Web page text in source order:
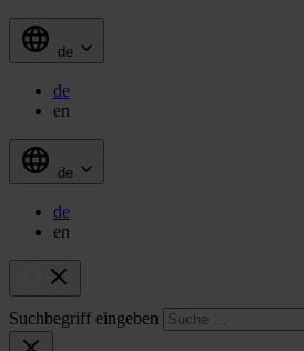
de
de
en
de
de
en
Suchbegriff eingeben